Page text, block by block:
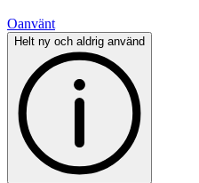
Oanvänt
Helt ny och aldrig använd